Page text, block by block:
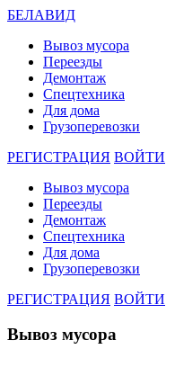
БЕЛАВИД
Вывоз мусора
Переезды
Демонтаж
Спецтехника
Для дома
Грузоперевозки
РЕГИСТРАЦИЯ ВОЙТИ
Вывоз мусора
Переезды
Демонтаж
Спецтехника
Для дома
Грузоперевозки
РЕГИСТРАЦИЯ ВОЙТИ
Вывоз мусора